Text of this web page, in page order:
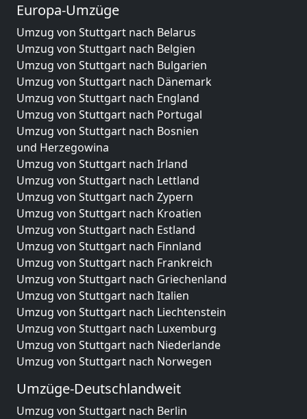
Europa-Umzüge
Umzug von Stuttgart nach Belarus
Umzug von Stuttgart nach Belgien
Umzug von Stuttgart nach Bulgarien
Umzug von Stuttgart nach Dänemark
Umzug von Stuttgart nach England
Umzug von Stuttgart nach Portugal
Umzug von Stuttgart nach Bosnien
und Herzegowina
Umzug von Stuttgart nach Irland
Umzug von Stuttgart nach Lettland
Umzug von Stuttgart nach Zypern
Umzug von Stuttgart nach Kroatien
Umzug von Stuttgart nach Estland
Umzug von Stuttgart nach Finnland
Umzug von Stuttgart nach Frankreich
Umzug von Stuttgart nach Griechenland
Umzug von Stuttgart nach Italien
Umzug von Stuttgart nach Liechtenstein
Umzug von Stuttgart nach Luxemburg
Umzug von Stuttgart nach Niederlande
Umzug von Stuttgart nach Norwegen
Umzüge-Deutschlandweit
Umzug von Stuttgart nach Berlin